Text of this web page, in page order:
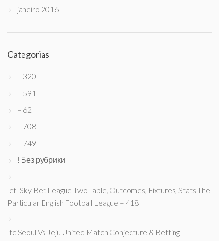
janeiro 2016
Categorias
– 320
– 591
– 62
– 708
– 749
! Без рубрики
"efl Sky Bet League Two Table, Outcomes, Fixtures, Stats The
Particular English Football League – 418
"fc Seoul Vs Jeju United Match Conjecture & Betting